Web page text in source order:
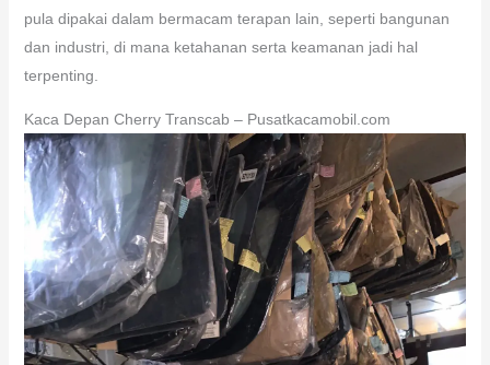
pula dipakai dalam bermacam terapan lain, seperti bangunan
dan industri, di mana ketahanan serta keamanan jadi hal
terpenting.
Kaca Depan Cherry Transcab – Pusatkacamobil.com